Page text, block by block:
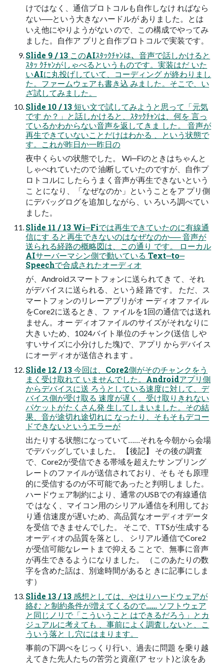
けではなく、通信プロトコルも自作しなけ ればなら
ない──という大きなハードルが ありました。とは
いえ他にやりようがない ので、この構成でやってみ
ました。自作ア プリと自作プロトコルで実装です。
Slide 9 / 13 このAIｽﾀｯｸﾁｬﾝは、音声で話しかけると
ｽﾀｯ ｸﾁｬﾝがしゃべるというものです。実装はだ いた
いAIに丸投げしていて、コーディング が終わりまし
た。ファームウェアも書き込 みました。そこで、い
ざ試してみました。
Slide 10 / 13 短い文で試してみようと思って「元気
です か？」と話しかけると、ｽﾀｯｸﾁｬﾝは、何を 言っ
ているかわからない音声を返してきま した。 音声が
再生できていないことだけはわかる 、という状態で
す。これが昨日か一昨日の
夜中くらいの状態でした。 Wi‒Fiのときはちゃんと
しゃべれていたので 油断していたのですが、自作プ
ロトコルに したらうまく音声が再生できないという
こ とになり、「なぜなのか」ということをア プリ側
にデバッグログを追加しながら、い ろいろ調べてい
ました。
Slide 11 / 13 Wi‒Fiでは再生できていたのに有線通
信にす ると再生できないのはなぜなのか── 音声が
送られる経路の概略図は、この通り です。 ローカル
AIサーバーマシン側で動いている Text‒to‒
Speechで合成されたオーディオ
が、Androidスマートフォンに送られてき て、それ
がデバイスに送られる、という経 路です。 ただ、ス
マートフォンのリレーアプリがオ ーディオファイル
をCore2に送るとき、フ ァイルを1回の通信では送れ
ません。オー ディオファイルのサイズがそれなりに
大き いため、1024バイト単位のチャンク(送信 しや
すいサイズに小分けした塊)で、アプリ からデバイス
にオーディオが送信されます 。
Slide 12 / 13 今回は、Core2側がそのチャンクをう
まく受け取れて いませんでした。Androidアプリ側
からデバイスに送 ろうとしている速度に対して、デ
バイス側が受け取る 速度が遅く、受け取りきれない
パケットがたくさん発 生してしまいました。その結
果、音が途切れ途切れに なったり、そもそもデコー
ドできないというエラーが
出たりする状態になっていて……それを今朝から会場
でデバッグしていました。 【後記】 その後の調査
で、Core2が受信できる帯域を超えたサ ンプリング
レートのファイルが送信されており、そも そも原理
的に受信するのが不可能であったと判明しま した。
ハードウェア制約により、通常のUSBでの有線通信
で はなく、マイコン用のシリアル通信を利用してお
り通 信速度が遅いため、高品質なオーディオデータ
を受信 できませんでした。 そこで、TTSが生成する
オーディオの品質を落とし、 シリアル通信でCore2
が受信可能なレートまで抑える ことで、無事に音声
が再生できるようになりました。 （このあたりの数
字を含めた話は、別途時間があると きに記事にしま
す）
Slide 13 / 13 感想としては、やはりハードウェアが
絡む と制約条件が増えてくるので…… ソフトウェア
と同じノリで「こういうこと はできるだろう」とカ
ジュアルに考えても 、事前によく調査しないと、こ
ういう落と し穴にはまります。
事前の下調べをじっくり行い、過去に問題 を乗り越
えてきた先人たちの苦労と資産(ア セット)と涙をあ